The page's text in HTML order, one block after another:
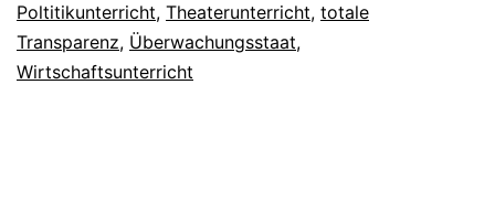
Poltitikunterricht, Theaterunterricht, totale
Transparenz, Überwachungsstaat,
Wirtschaftsunterricht